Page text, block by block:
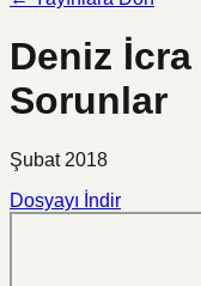
Deniz
Sorunlar
Şubat 2018
Dosyayı İndir